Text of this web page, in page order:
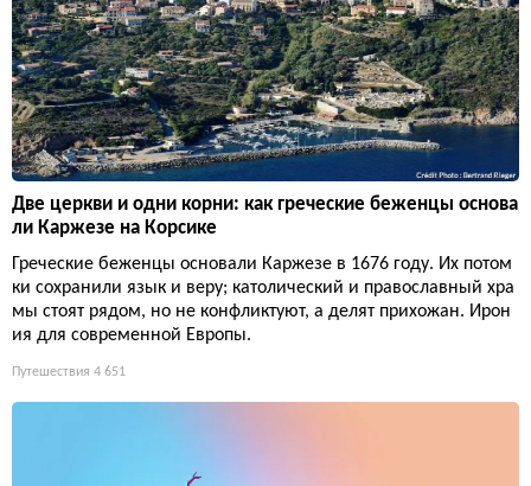
Две церкви и одни корни: как греческие беженцы основа
ли Каржезе на Корсике
Греческие беженцы основали Каржезе в 1676 году. Их потом
ки сохранили язык и веру; католический и православный хра
мы стоят рядом, но не конфликтуют, а делят прихожан. Ирон
ия для современной Европы.
Путешествия 4 651